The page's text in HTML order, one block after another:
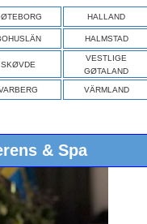
HALLAND
HALMSTAD
SKØVDE
VESTLIGE
GØTALAND
VÄRMLAND
& Spa